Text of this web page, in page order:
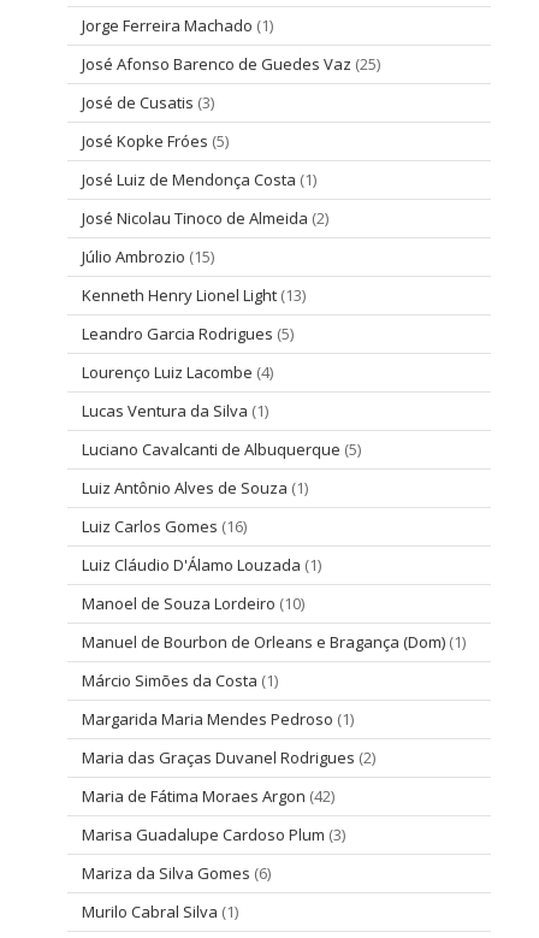
Jorge Ferreira Machado (1)
José Afonso Barenco de Guedes Vaz (25)
José de Cusatis (3)
José Kopke Fróes (5)
José Luiz de Mendonça Costa (1)
José Nicolau Tinoco de Almeida (2)
Júlio Ambrozio (15)
Kenneth Henry Lionel Light (13)
Leandro Garcia Rodrigues (5)
Lourenço Luiz Lacombe (4)
Lucas Ventura da Silva (1)
Luciano Cavalcanti de Albuquerque (5)
Luiz Antônio Alves de Souza (1)
Luiz Carlos Gomes (16)
Luiz Cláudio D'Álamo Louzada (1)
Manoel de Souza Lordeiro (10)
Manuel de Bourbon de Orleans e Bragança (Dom) (1)
Márcio Simões da Costa (1)
Margarida Maria Mendes Pedroso (1)
Maria das Graças Duvanel Rodrigues (2)
Maria de Fátima Moraes Argon (42)
Marisa Guadalupe Cardoso Plum (3)
Mariza da Silva Gomes (6)
Murilo Cabral Silva (1)